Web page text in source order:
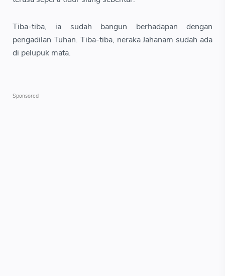
Tiba-tiba, ia sudah bangun berhadapan dengan
pengadilan Tuhan. Tiba-tiba, neraka Jahanam sudah ada
di pelupuk mata.